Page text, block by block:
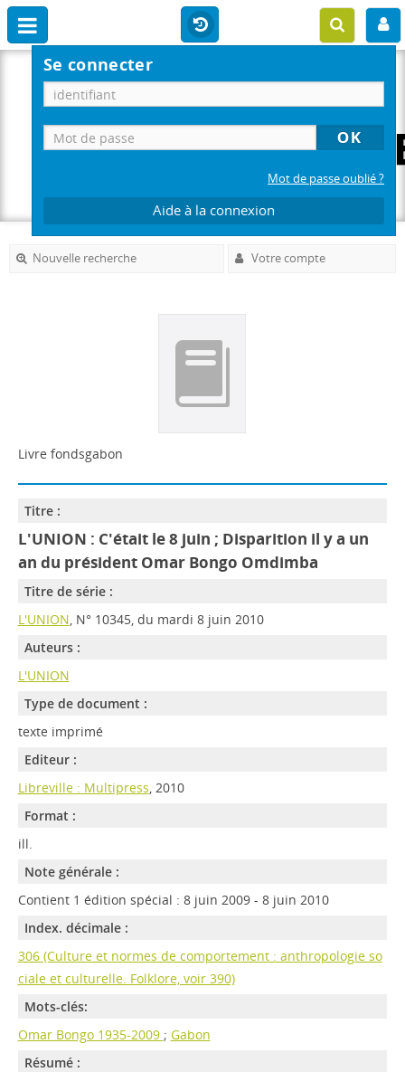
Se connecter
Mot de passe oublié ?
Aide à la connexion
Nouvelle recherche Votre compte
Livre fondsgabon
Titre :
L'UNION : C'était le 8 juin ; Disparition il y a un
an du président Omar Bongo Omdimba
Titre de série :
L'UNION, N° 10345, du mardi 8 juin 2010
Auteurs :
L'UNION
Type de document :
texte imprimé
Editeur :
Libreville : Multipress, 2010
Format :
ill.
Note générale :
Contient 1 édition spécial : 8 juin 2009 - 8 juin 2010
Index. décimale :
306 (Culture et normes de comportement : anthropologie so
ciale et culturelle. Folklore, voir 390)
Mots-clés:
Omar Bongo 1935-2009 ; Gabon
Résumé :